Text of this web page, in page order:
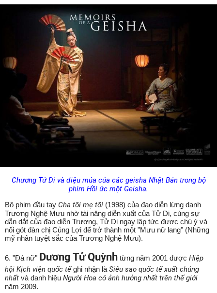
Chương Tử Di và điệu múa của các geisha Nhật Bản trong bộ
phim Hồi ức một Geisha.
Bộ phim đầu tay Cha tôi mẹ tôi (1998) của đạo diễn lừng danh
Trương Nghệ Mưu nhờ tài năng diễn xuất của Tử Di, cùng sự
dẫn dắt của đạo diễn Trương, Tử Di ngay lập tức được chú ý và
nối gót đàn chị Củng Lợi để trở thành một "Mưu nữ lang" (Những
mỹ nhân tuyệt sắc của Trương Nghệ Mưu).
6. "Đả nữ" Dương Tử Quỳnh từng năm 2001 được Hiệp
hội Kịch viện quốc tếghi nhận là Siêu sao quốc tế xuất chúng
nhất và danh hiệu Người Hoa có ảnh hưởng nhất trên thế giới
năm 2009.